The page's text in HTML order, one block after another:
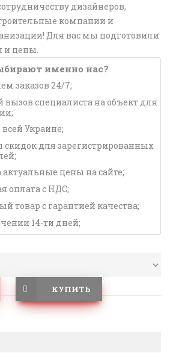
дизайнеров,
компании и
Для вас мы подготовили
и цены.
именно нас?
заказов 24/7;
специалиста на объект для
Украине;
для зарегистрированных
актуальные цены на сайте;
оплата с НДС;
товар с гарантией качества;
14-ти дней;
КУПИТЬ